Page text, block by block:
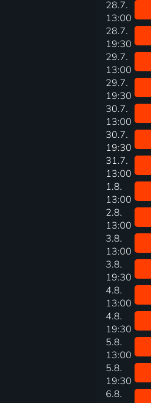
28.7.
13:00
28.7.
19:30
29.7.
13:00
29.7.
19:30
30.7.
13:00
30.7.
19:30
31.7.
13:00
1.8.
13:00
2.8.
13:00
3.8.
13:00
3.8.
19:30
4.8.
13:00
4.8.
19:30
5.8.
13:00
5.8.
19:30
6.8.